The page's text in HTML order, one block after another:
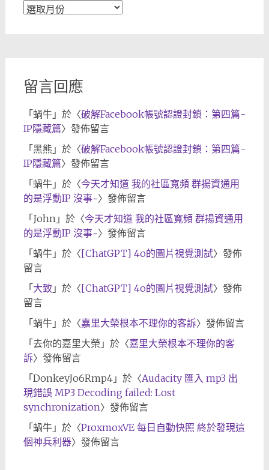
文
留言回應
「 蝸牛」於〈破解Facebook帳號認證封鎖：第四篇-
IP隱藏篇〉發佈留言
「 黑熊 」於〈破解Facebook帳號認證封鎖：第四篇-
IP隱藏篇〉發佈留言
「 蝸牛」於〈今天才知道 我的社區寬頻 群揚資通用
的是浮動IP 沒事~〉發佈留言
「 John」於〈今天才知道 我的社區寬頻 群揚資通用
的是浮動IP 沒事~〉發佈留言
「 蝸牛」於〈[ChatGPT] 4o的圖片視覺測試〉發佈
留言
「 大致 」於〈[ChatGPT] 4o的圖片視覺測試〉發佈
留言
「 蝸牛」於〈嘉里大榮根本不理你的客訴〉發佈留言
「 去你的嘉里大榮 」於〈嘉里大榮根本不理你的客
訴〉發佈留言
「 DonkeyJo6Rmp4」於〈Audacity 匯入 mp3 出
現錯誤 MP3 Decoding failed: Lost
synchronization〉發佈留言
「 蝸牛」於〈ProxmoxVE 每日自動快照 終於發現這
個神兵利器〉發佈留言